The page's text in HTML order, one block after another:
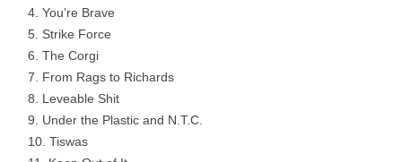
You’re Brave
Strike Force
The Corgi
From Rags to Richards
Leveable Shit
Under the Plastic and N.T.C.
Tiswas